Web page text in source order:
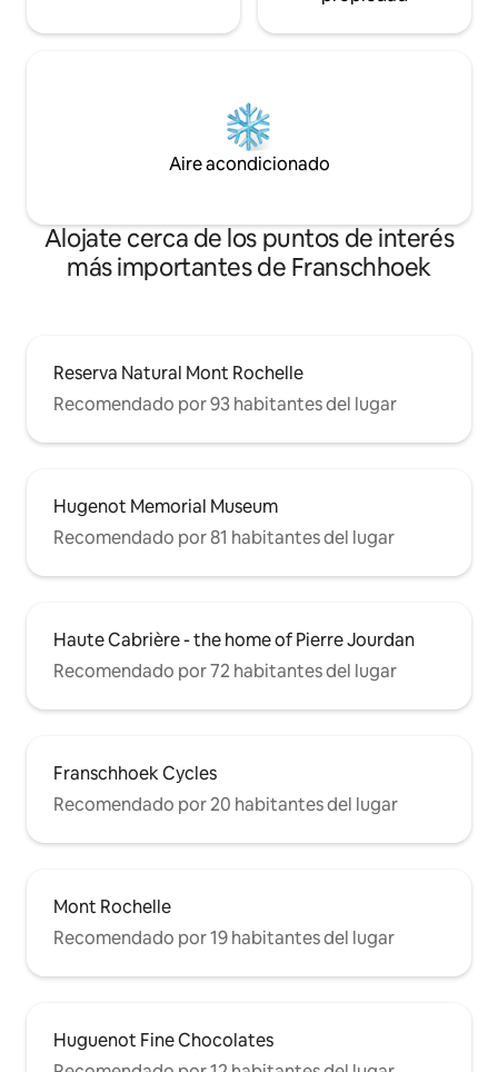
Aire acondicionado
Alojate cerca de los puntos de interés
más importantes de Franschhoek
Reserva Natural Mont Rochelle
Recomendado por 93 habitantes del lugar
Hugenot Memorial Museum
Recomendado por 81 habitantes del lugar
Haute Cabrière - the home of Pierre Jourdan
Recomendado por 72 habitantes del lugar
Franschhoek Cycles
Recomendado por 20 habitantes del lugar
Mont Rochelle
Recomendado por 19 habitantes del lugar
Huguenot Fine Chocolates